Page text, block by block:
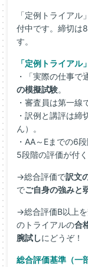
「定例トライアル
付中です。締切は
す。
「定例トライアル
・「実際の仕事
の模擬試験。
・審査員は第一線
・訳例と講評は
ん）。
・AA～Eまでの6
5段階の評価が付く
→総合評価で訳文
でご自身の強みと
→総合評価B以上
のトライアルの合
腕試しにどうぞ！
総合評価基準（一